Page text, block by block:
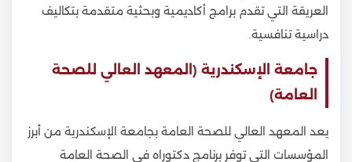
العريقة التي تقدم برامج أكاديمية وبحثية متقدمة بتكاليف
دراسية تنافسية.
جامعة الإسكندرية (المعهد العالي للصحة
العامة)
يعد المعهد العالي للصحة العامة بجامعة الإسكندرية من أبرز
المؤسسات التي توفر برنامج دكتوراه في الصحة العامة